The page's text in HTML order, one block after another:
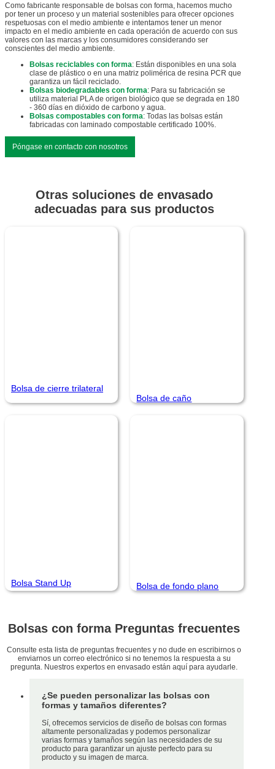
Como fabricante responsable de bolsas con forma, hacemos mucho
por tener un proceso y un material sostenibles para ofrecer opciones
respetuosas con el medio ambiente e intentamos tener un menor
impacto en el medio ambiente en cada operación de acuerdo con sus
valores con las marcas y los consumidores considerando ser
conscientes del medio ambiente.
Bolsas reciclables con forma: Están disponibles en una sola
clase de plástico o en una matriz polimérica de resina PCR que
garantiza un fácil reciclado.
Bolsas biodegradables con forma: Para su fabricación se
utiliza material PLA de origen biológico que se degrada en 180
- 360 días en dióxido de carbono y agua.
Bolsas compostables con forma: Todas las bolsas están
fabricadas con laminado compostable certificado 100%.
Póngase en contacto con nosotros
Otras soluciones de envasado
adecuadas para sus productos
Bolsa de cierre trilateral
Bolsa de caño
Bolsa Stand Up Bolsa de fondo plano
Bolsas con forma Preguntas frecuentes
Consulte esta lista de preguntas frecuentes y no dude en escribirnos o
enviarnos un correo electrónico si no tenemos la respuesta a su
pregunta. Nuestros expertos en envasado están aquí para ayudarle.
¿Se pueden personalizar las bolsas con
formas y tamaños diferentes?
Sí, ofrecemos servicios de diseño de bolsas con formas
altamente personalizadas y podemos personalizar
varias formas y tamaños según las necesidades de su
producto para garantizar un ajuste perfecto para su
producto y su imagen de marca.